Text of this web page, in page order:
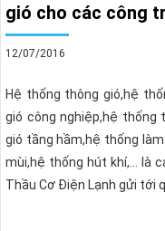
gió cho các công
12/07/2016
Hệ thống thông gió,hệ
gió công nghiệp,hệ thống
gió tầng hầm,hệ thống
mùi,hệ thống hút khí,… là
Thầu Cơ Điện Lạnh gửi tới